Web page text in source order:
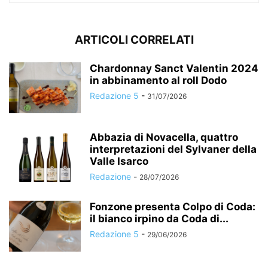
ARTICOLI CORRELATI
Chardonnay Sanct Valentin 2024
in abbinamento al roll Dodo
Redazione 5 - 31/07/2026
Abbazia di Novacella, quattro
interpretazioni del Sylvaner della
Valle Isarco
Redazione - 28/07/2026
Fonzone presenta Colpo di Coda:
il bianco irpino da Coda di...
Redazione 5 - 29/06/2026